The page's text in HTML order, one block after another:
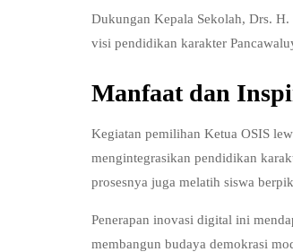
Dukungan Kepala Sekolah, Drs.
visi pendidikan karakter
Manfaat dan
Kegiatan pemilihan Ketua OSIS
mengintegrasikan pendidikan
prosesnya juga melatih siswa
Penerapan inovasi digital ini
membangun budaya demokrasi